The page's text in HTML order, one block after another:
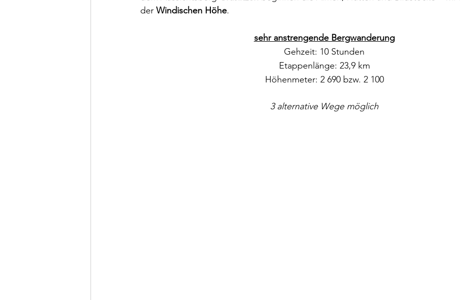
der Windischen Höhe.
sehr anstrengende Bergwanderung
Gehzeit: 10 Stunden
Etappenlänge: 23,9 km
Höhenmeter: 2 690 bzw. 2 100
3 alternative Wege möglich